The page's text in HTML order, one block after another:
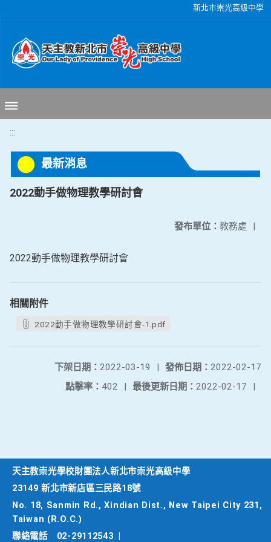
新北市崇光高級中學
:::
最新消息
2022動手做物理教學研討會
發布單位： 教務處 |
2022動手做物理教學研討會
相關附件
2022動手做物理教學研討會-1.pdf
發佈日期： 2022-02-17
下架日期： 2022-03-19
|
最後更新日期： 2022-02-17 |
點擊率： 402 |
天主教崇光學校財團法人新北市崇光高級中學
23149 新北市新店區三民路18號
No. 18, Sanmin Rd., Xindian Dist., New Taipei City 231,
Taiwan (R.O.C.)
聯絡電話
02-29112543